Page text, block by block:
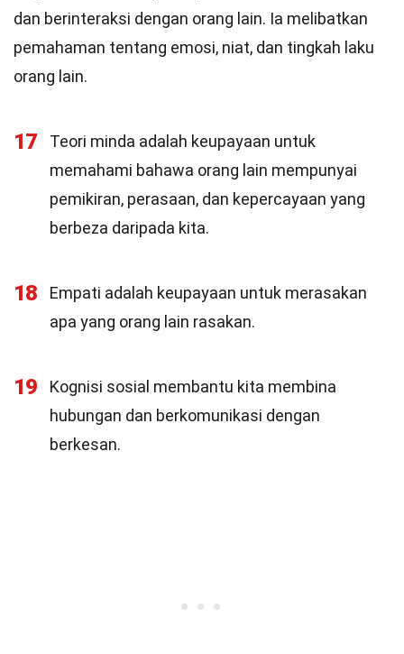
dan berinteraksi dengan orang lain. Ia melibatkan
pemahaman tentang emosi, niat, dan tingkah laku
orang lain.
17
Teori minda adalah keupayaan untuk
memahami bahawa orang lain mempunyai
pemikiran, perasaan, dan kepercayaan yang
berbeza daripada kita.
18
Empati adalah keupayaan untuk merasakan
apa yang orang lain rasakan.
19
Kognisi sosial membantu kita membina
hubungan dan berkomunikasi dengan
berkesan.